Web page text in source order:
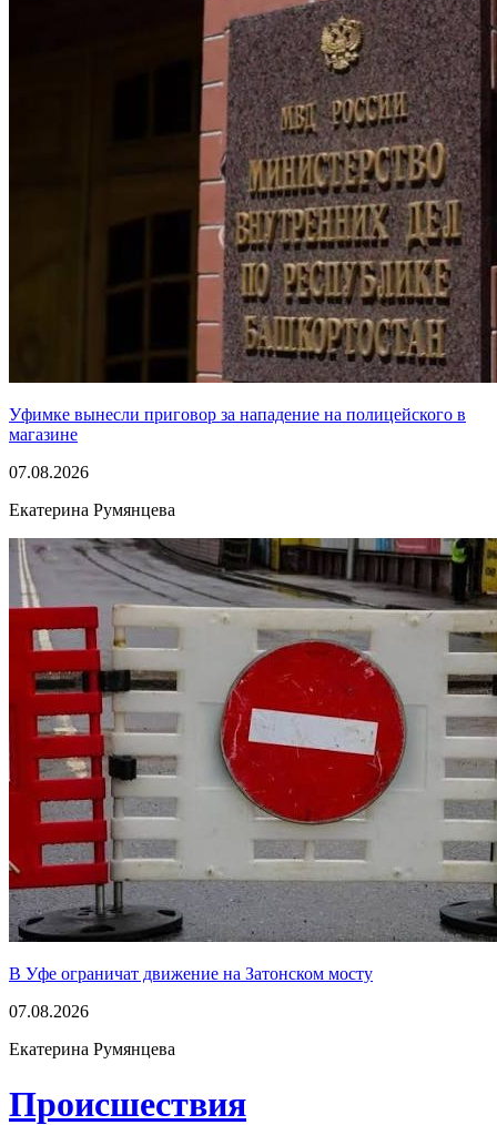
Уфимке вынесли приговор за нападение на полицейского в
магазине
07.08.2026
Екатерина Румянцева
В Уфе ограничат движение на Затонском мосту
07.08.2026
Екатерина Румянцева
Проиcшествия